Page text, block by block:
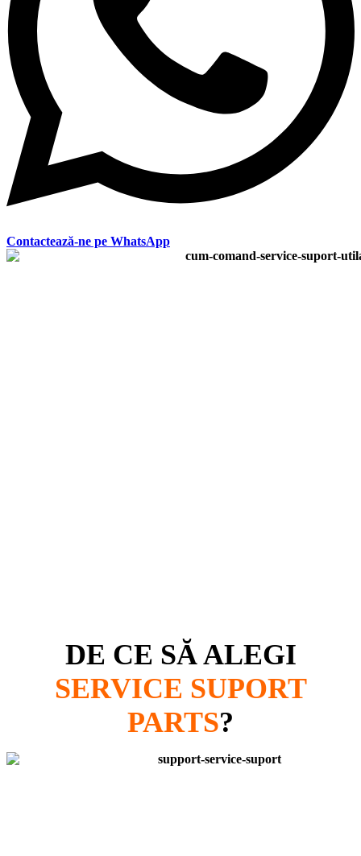
Contactează-ne pe WhatsApp
DE CE SĂ ALEGI
SERVICE SUPORT
PARTS?